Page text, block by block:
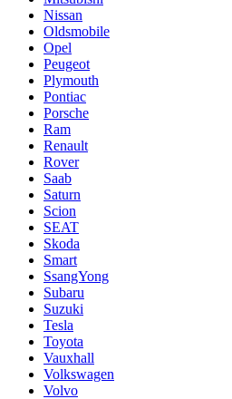
Nissan
Oldsmobile
Opel
Peugeot
Plymouth
Pontiac
Porsche
Ram
Renault
Rover
Saab
Saturn
Scion
SEAT
Skoda
Smart
SsangYong
Subaru
Suzuki
Tesla
Toyota
Vauxhall
Volkswagen
Volvo